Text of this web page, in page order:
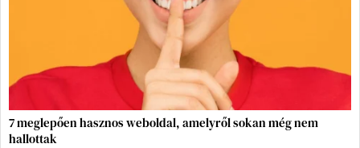
7 meglepően hasznos weboldal, amelyről sokan még nem
hallottak